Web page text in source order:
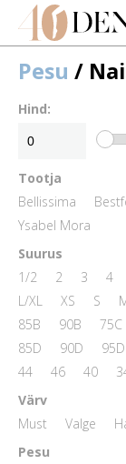
Pesu /
Hind:
Tootja
Bellissima
Ysabel Mora
Suurus
1/2
2 3 4
L/XL
XS S
85B
90B 75C
85D
90D 95D
44
46 40
Värv
Must
Valge
Pesu